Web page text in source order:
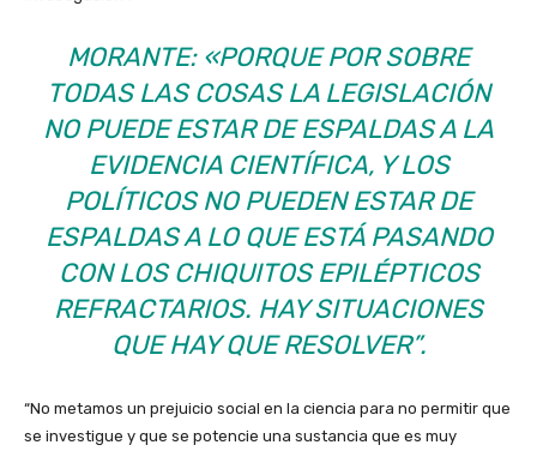
MORANTE: «PORQUE POR SOBRE
TODAS LAS COSAS LA LEGISLACIÓN
NO PUEDE ESTAR DE ESPALDAS A LA
EVIDENCIA CIENTÍFICA, Y LOS
POLÍTICOS NO PUEDEN ESTAR DE
ESPALDAS A LO QUE ESTÁ PASANDO
CON LOS CHIQUITOS EPILÉPTICOS
REFRACTARIOS. HAY SITUACIONES
QUE HAY QUE RESOLVER”.
“No metamos un prejuicio social en la ciencia para no permitir que
se investigue y que se potencie una sustancia que es muy